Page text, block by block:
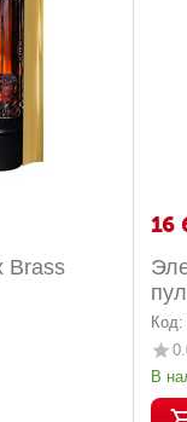
Brass
16
Код:
В